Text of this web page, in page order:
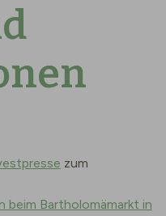
zum
beim Bartholomämarkt in